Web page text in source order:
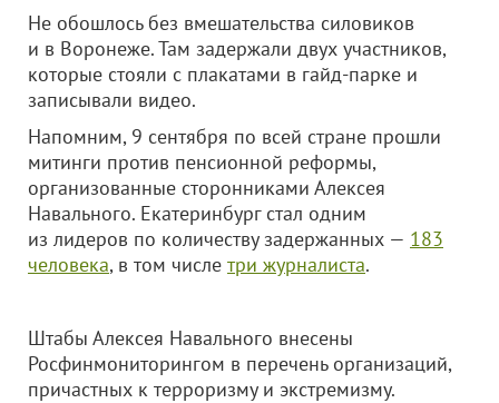
Не обошлось без вмешательства силовиков
и в Воронеже. Там задержали двух участников,
которые стояли с плакатами в гайд-парке и
записывали видео.
Напомним, 9 сентября по всей стране прошли
митинги против пенсионной реформы,
организованные сторонниками Алексея
Навального. Екатеринбург стал одним
из лидеров по количеству задержанных — 183
человека, в том числе три журналиста.
Штабы Алексея Навального внесены
Росфинмониторингом в перечень организаций,
причастных к терроризму и экстремизму.